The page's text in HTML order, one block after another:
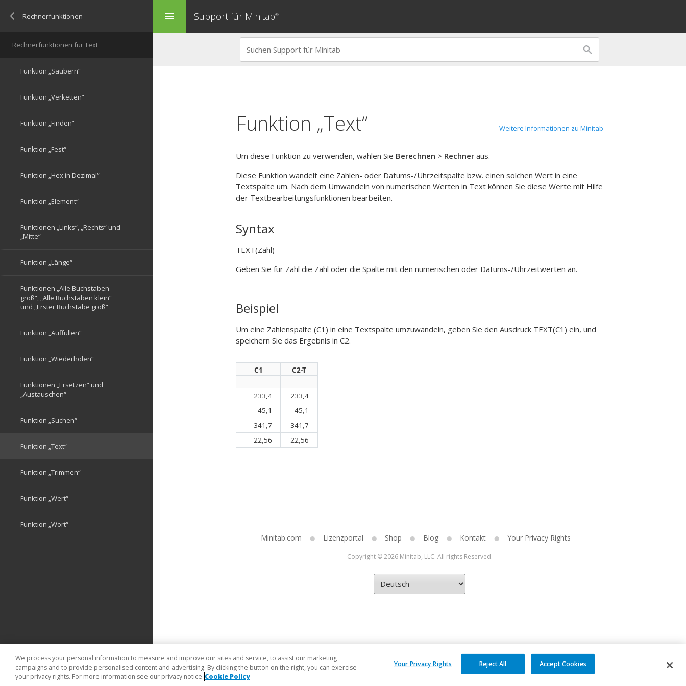
menu Support für Minitab®
Funktion „Text“ Weitere Informationen zu Minitab
Um diese Funktion zu verwenden, wählen Sie Berechnen > Rechner aus.
Diese Funktion wandelt eine Zahlen- oder Datums-/Uhrzeitspalte bzw. einen solchen Wert in eine
Textspalte um. Nach dem Umwandeln von numerischen Werten in Text können Sie diese Werte mit Hilfe
der Textbearbeitungsfunktionen bearbeiten.
Syntax
TEXT(Zahl)
Geben Sie für Zahl die Zahl oder die Spalte mit den numerischen oder Datums-/Uhrzeitwerten an.
Beispiel
Um eine Zahlenspalte (C1) in eine Textspalte umzuwandeln, geben Sie den Ausdruck TEXT(C1) ein, und
speichern Sie das Ergebnis in C2.
C1 C2-T
233,4
233,4
45,1
45,1
341,7
341,7
22,56
22,56
Minitab.com Lizenzportal Shop Blog Kontakt Your Privacy Rights
Copyright © 2026 Minitab, LLC. All rights Reserved.
We process your personal information to measure and improve our sites and service, to assist our marketing
campaigns and to provide personalised content and advertising. By clicking the button on the right, you can exercise
your privacy rights. For more information see our privacy notice Cookie Policy
Your Privacy Rights Reject All Accept Cookies